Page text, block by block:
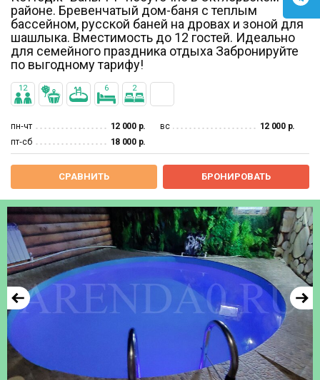
районе. Бревенчатый дом-баня с теплым
бассейном, русской баней на дровах и зоной для
шашлыка. Вместимость до 12 гостей. Идеально
для семейного праздника отдыха Забронируйте
по выгодному тарифу!
12 6 2
пн‐чт
12 000 р.
пт‐сб
18 000 р.
вс 12 000 р.
СРАВНИТЬ БРОНИРОВАТЬ